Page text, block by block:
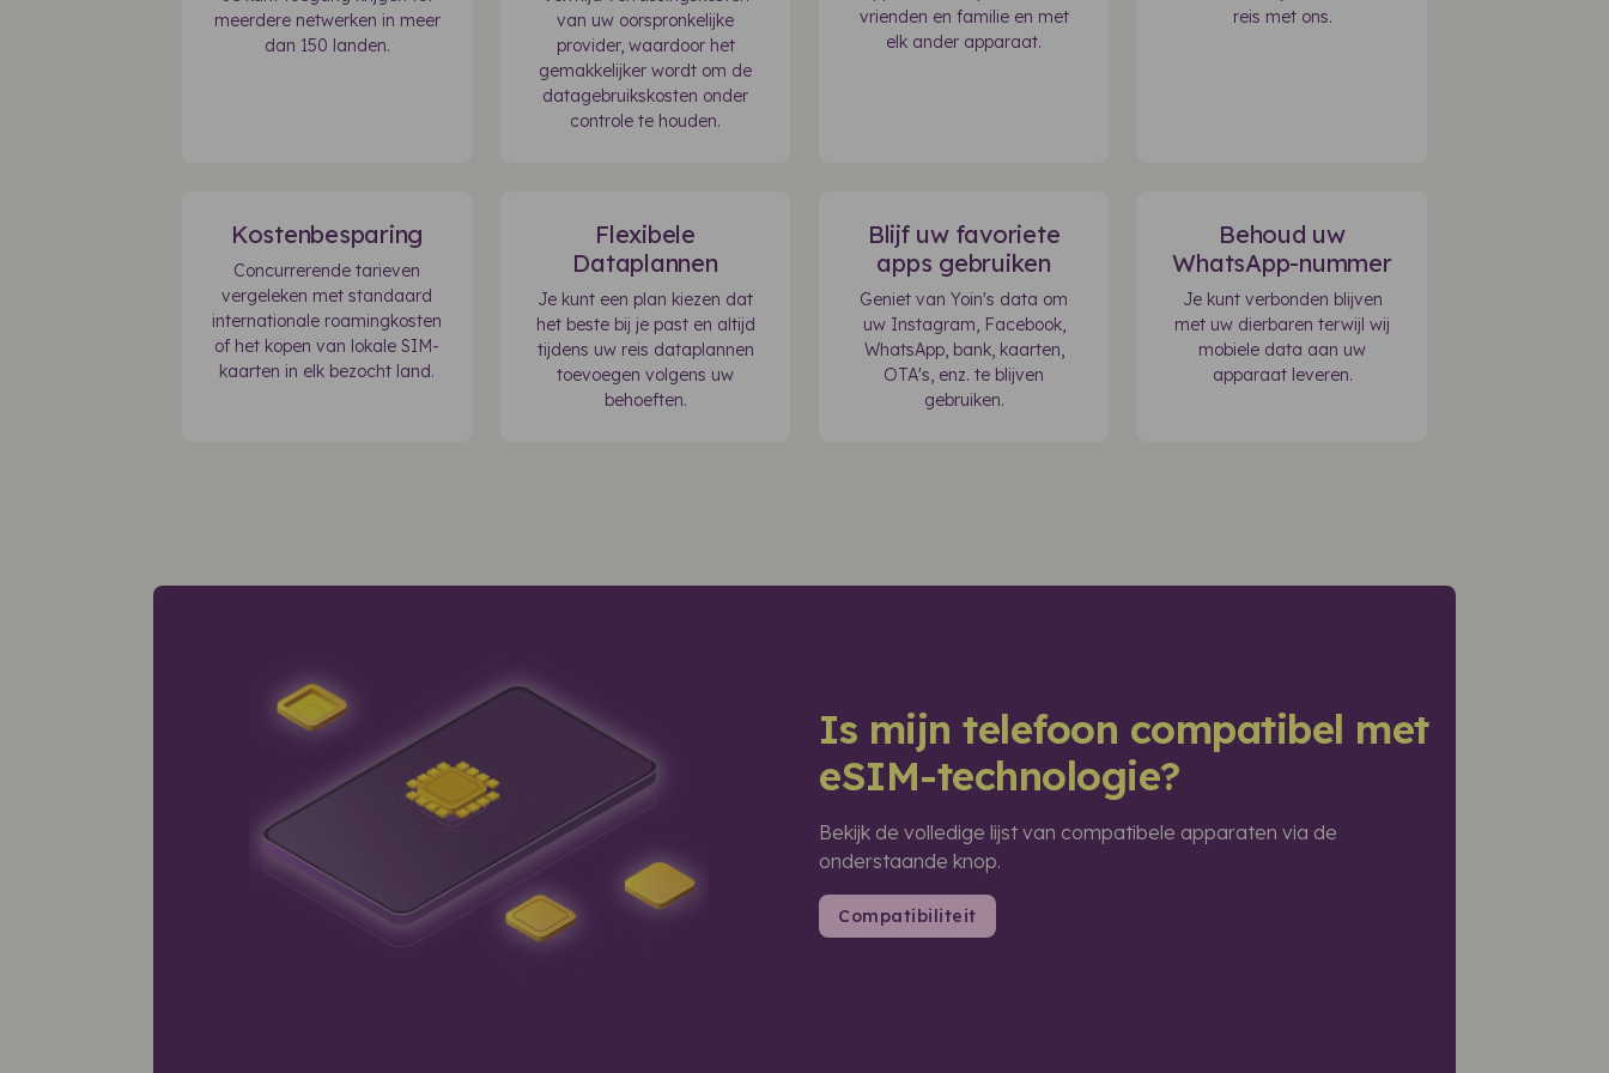
meerdere netwerken in meer
dan 150 landen.
van uw oorspronkelijke
provider, waardoor het
gemakkelijker wordt om de
datagebruikskosten onder
controle te houden.
vrienden en familie en met
elk ander apparaat.
reis met ons.
Kostenbesparing
Concurrerende tarieven
vergeleken met standaard
internationale roamingkosten
of het kopen van lokale SIM-
kaarten in elk bezocht land.
Flexibele
Dataplannen
Je kunt een plan kiezen dat
het beste bij je past en altijd
tijdens uw reis dataplannen
toevoegen volgens uw
behoeften.
Blijf uw favoriete
apps gebruiken
Geniet van Yoin's data om
uw Instagram, Facebook,
WhatsApp, bank, kaarten,
OTA's, enz. te blijven
gebruiken.
Behoud uw
WhatsApp-nummer
Je kunt verbonden blijven
met uw dierbaren terwijl wij
mobiele data aan uw
apparaat leveren.
Is mijn telefoon compatibel met
eSIM-technologie?
Bekijk de volledige lijst van compatibele apparaten via de
onderstaande knop.
Compatibiliteit